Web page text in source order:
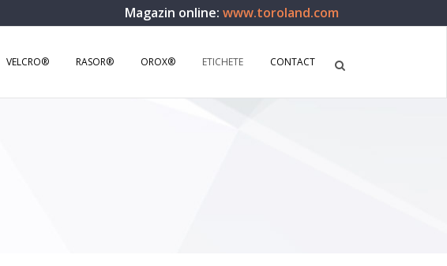
Magazin online: www.toroland.com
VELCRO® RASOR® OROX® ETICHETE CONTACT